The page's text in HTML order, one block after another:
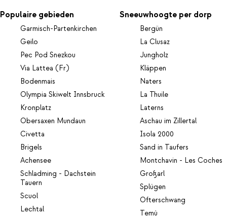
Populaire gebieden
Garmisch-Partenkirchen
Geilo
Pec Pod Snezkou
Via Lattea (Fr)
Bodenmais
Olympia Skiwelt Innsbruck
Kronplatz
Obersaxen Mundaun
Civetta
Brigels
Achensee
Schladming - Dachstein
Tauern
Scuol
Lechtal
Sneeuwhoogte per dorp
Bergün
La Clusaz
Jungholz
Kläppen
Naters
La Thuile
Laterns
Aschau im Zillertal
Isola 2000
Sand in Taufers
Montchavin - Les Coches
Großarl
Splügen
Ofterschwang
Temù